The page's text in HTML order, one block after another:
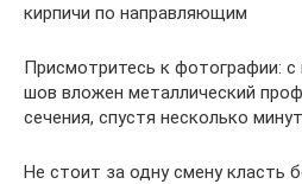
кирпичи по направляющим
Присмотритесь к фотографии:
шов вложен металлический
сечения, спустя несколько
Не стоит за одну смену класть